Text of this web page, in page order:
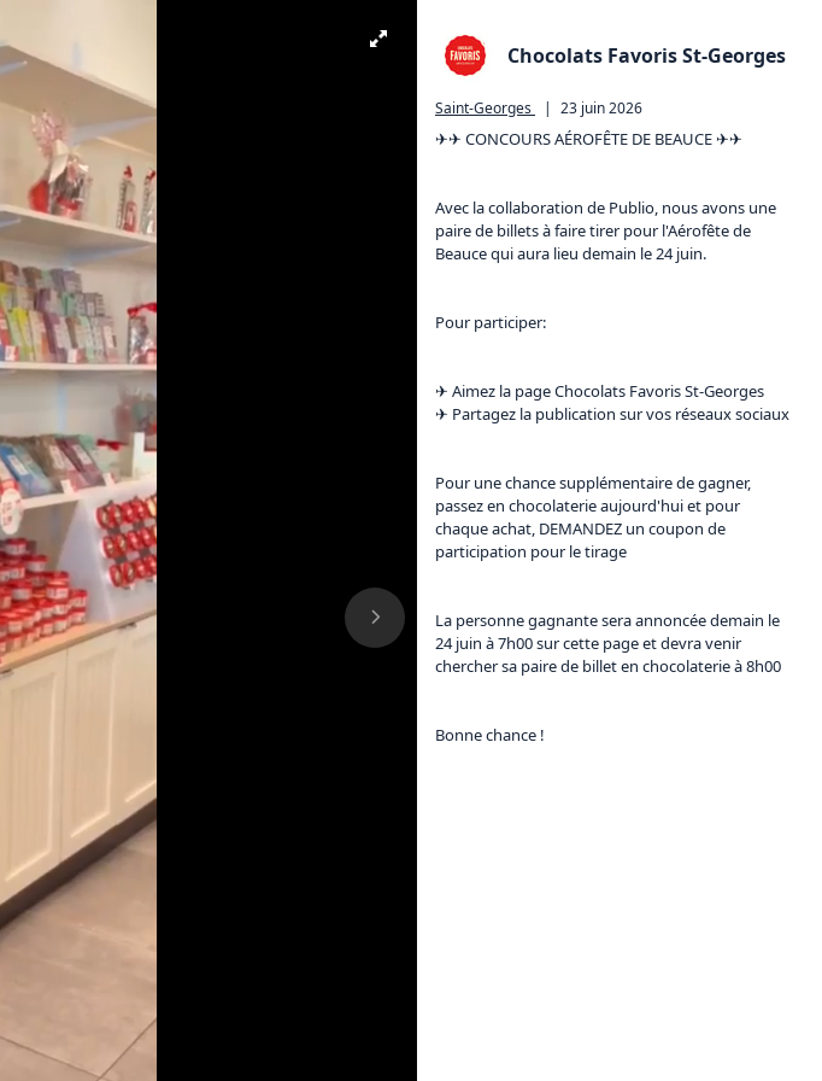
Chocolats Favoris St-Georges
Saint-Georges | 23 juin 2026
✈✈ CONCOURS AÉROFÊTE DE BEAUCE ✈✈
Avec la collaboration de Publio, nous avons une
paire de billets à faire tirer pour l'Aérofête de
Beauce qui aura lieu demain le 24 juin.
Pour participer:
✈ Aimez la page Chocolats Favoris St-Georges
✈ Partagez la publication sur vos réseaux sociaux
Pour une chance supplémentaire de gagner,
passez en chocolaterie aujourd'hui et pour
chaque achat, DEMANDEZ un coupon de
participation pour le tirage
La personne gagnante sera annoncée demain le
24 juin à 7h00 sur cette page et devra venir
chercher sa paire de billet en chocolaterie à 8h00
Bonne chance !